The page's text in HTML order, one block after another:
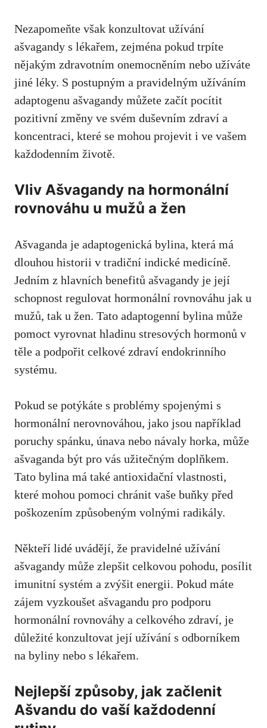
Nezapomeňte⁣ však konzultovat ⁢užívání
ašvagandy s lékařem, zejména ​pokud trpíte
nějakým zdravotním onemocněním nebo užíváte
jiné léky. S ⁤postupným a pravidelným ‌užíváním​
adaptogenu‌ ašvagandy můžete začít pocítit
pozitivní ⁢změny ve svém duševním zdraví a
koncentraci, které se mohou‌ projevit i ve vašem
každodenním životě.
Vliv Ašvagandy na ‍hormonální
rovnováhu ​u mužů ⁤a ⁢žen
Ašvaganda ‍je adaptogenická bylina, která má
dlouhou historii v tradiční⁤ indické ‌medicíně.
Jedním z hlavních benefitů ašvagandy je její
schopnost regulovat hormonální rovnováhu⁢ jak u
mužů, tak u žen. Tato​ adaptogenní ⁤bylina může
pomoct​ vyrovnat hladinu stresových hormonů ⁤v
těle a podpořit celkové zdraví endokrinního
systému.
Pokud se potýkáte ‍s problémy spojenými s
hormonální nerovnováhou, ‍jako jsou například
poruchy spánku, únava nebo návaly horka, může
ašvaganda být pro vás užitečným doplňkem.
Tato bylina má také antioxidační vlastnosti,
které mohou pomoci ​chránit vaše buňky před
poškozením způsobeným volnými radikály.
Někteří lidé uvádějí, ⁢že pravidelné ​užívání
ašvagandy může zlepšit celkovou pohodu, posílit
imunitní systém‌ a zvýšit energii.​ Pokud máte
zájem vyzkoušet ašvagandu pro podporu
hormonální rovnováhy a celkového zdraví, je
důležité konzultovat její užívání s odborníkem
na byliny nebo s lékařem.
Nejlepší způsoby, jak začlenit
Ašvandu‌ do vaší každodenní